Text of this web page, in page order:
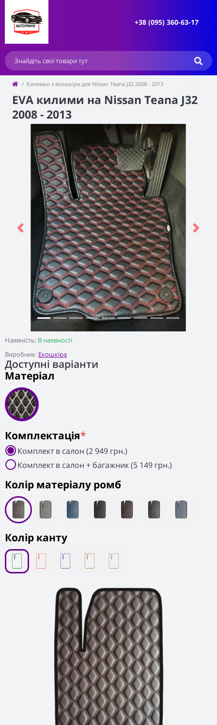
+38 (095) 360-63-17
Килимки з екошкіри для Nissan Teana J32 2008 - 2013
EVA килими на Nissan Teana J32
2008 - 2013
Наявність: В наявності
Виробник: Екошкіра
Previous Next
Доступні варіанти
Матеріал
Колiр матеріалу ромб
Колір канту
Комплектація*
Комплект в салон (2 949 грн.)
Комплект в салон + багажник (5 149 грн.)